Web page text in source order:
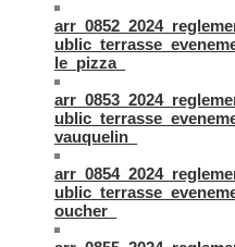
le_pizza_
vauquelin_
oucher_